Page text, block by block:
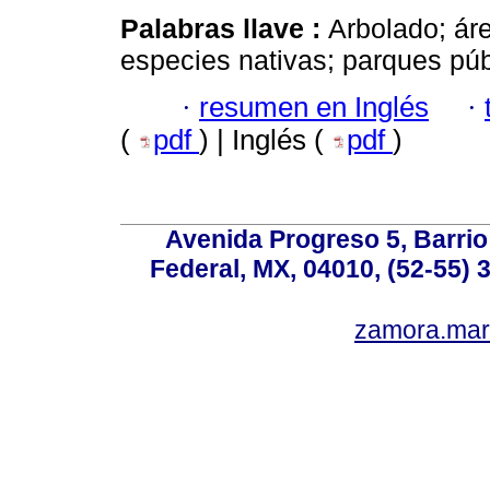
Palabras llave : Arbolado;
especies nativas; parques
· resumen en Inglés ·
(
pdf ) | Inglés ( pdf )
Avenida Progreso 5,
Federal, MX, 04010, (52-55)